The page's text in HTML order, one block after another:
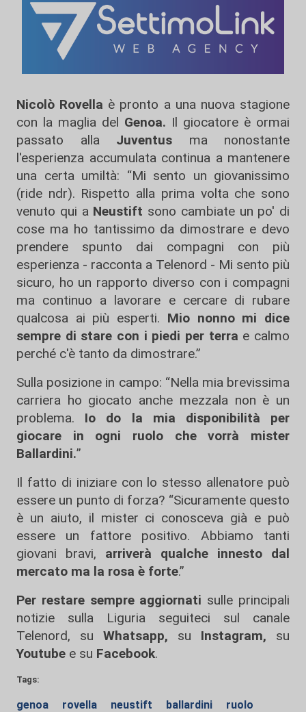
Nicolò Rovella è pronto a una nuova stagione
con la maglia del Genoa. Il giocatore è ormai
passato alla Juventus ma nonostante
l'esperienza accumulata continua a mantenere
una certa umiltà: “Mi sento un giovanissimo
(ride ndr). Rispetto alla prima volta che sono
venuto qui a Neustift sono cambiate un po' di
cose ma ho tantissimo da dimostrare e devo
prendere spunto dai compagni con più
esperienza - racconta a Telenord - Mi sento più
sicuro, ho un rapporto diverso con i compagni
ma continuo a lavorare e cercare di rubare
qualcosa ai più esperti. Mio nonno mi dice
sempre di stare con i piedi per terra e calmo
perché c'è tanto da dimostrare.”
Sulla posizione in campo: “Nella mia brevissima
carriera ho giocato anche mezzala non è un
problema. Io do la mia disponibilità per
giocare in ogni ruolo
che vorrà mister
Ballardini.”
Il fatto di iniziare con lo stesso allenatore può
essere un punto di forza? “Sicuramente questo
è un aiuto, il mister ci conosceva già e può
essere un fattore positivo. Abbiamo tanti
giovani bravi, arriverà qualche innesto dal
mercato ma la rosa è forte.”
Per restare sempre aggiornati sulle principali
notizie sulla Liguria seguiteci sul canale
Telenord, su
Whatsapp, su Instagram, su
Youtube e su Facebook.
Tags:
genoa rovella neustift ballardini
ruolo